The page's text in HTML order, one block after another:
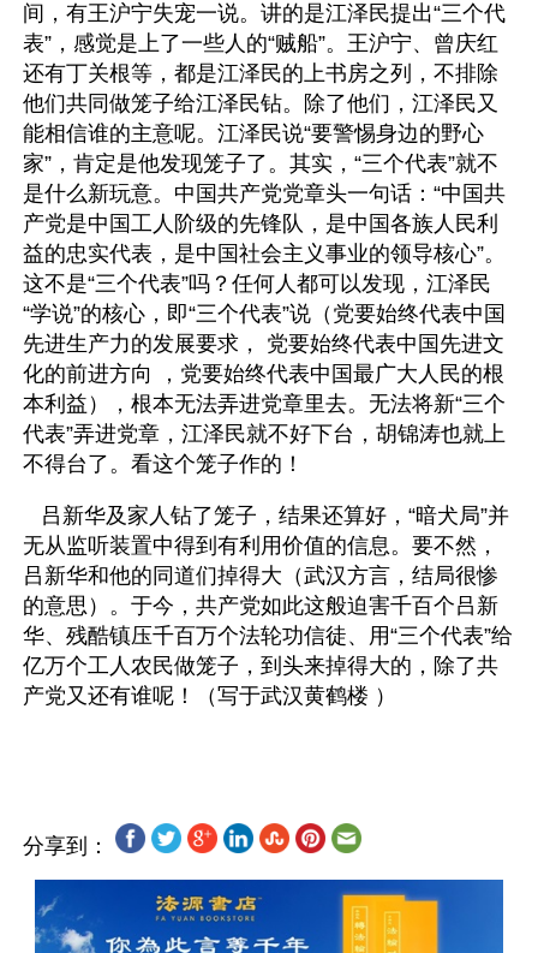
间，有王沪宁失宠一说。讲的是江泽民提出“三个代
表”，感觉是上了一些人的“贼船”。王沪宁、曾庆红
还有丁关根等，都是江泽民的上书房之列，不排除
他们共同做笼子给江泽民钻。除了他们，江泽民又
能相信谁的主意呢。江泽民说“要警惕身边的野心
家”，肯定是他发现笼子了。其实，“三个代表”就不
是什么新玩意。中国共产党党章头一句话：“中国共
产党是中国工人阶级的先锋队，是中国各族人民利
益的忠实代表，是中国社会主义事业的领导核心”。
这不是“三个代表”吗？任何人都可以发现，江泽民
“学说”的核心，即“三个代表”说（党要始终代表中国
先进生产力的发展要求， 党要始终代表中国先进文
化的前进方向 ，党要始终代表中国最广大人民的根
本利益），根本无法弄进党章里去。无法将新“三个
代表”弄进党章，江泽民就不好下台，胡锦涛也就上
不得台了。看这个笼子作的！
无从监听装置中得到有利用价值的信息。要不然，
吕新华和他的同道们掉得大（武汉方言，结局很惨
的意思）。于今，共产党如此这般迫害千百个吕新
华、残酷镇压千百万个法轮功信徒、用“三个代表”给
亿万个工人农民做笼子，到头来掉得大的，除了共
产党又还有谁呢！（写于武汉黄鹤楼 ）
分享到：